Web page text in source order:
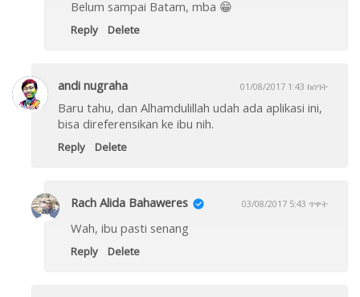
Belum sampai Batam, mba 😁
Reply Delete
andi nugraha 01/08/2017 1:43 ከሰዓት
Baru tahu, dan Alhamdulillah udah ada aplikasi ini,
bisa direferensikan ke ibu nih.
Reply Delete
Rach Alida Bahaweres 03/08/2017 5:43 ጥዋት
Wah, ibu pasti senang
Reply Delete